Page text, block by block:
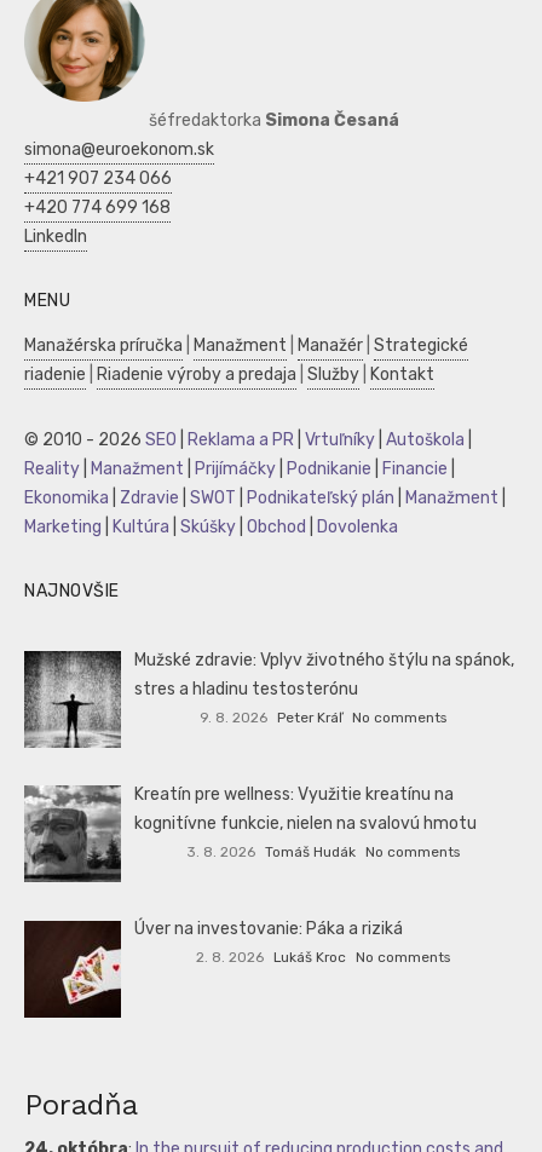
šéfredaktorka Simona Česaná
simona@euroekonom.sk
+421 907 234 066
+420 774 699 168
LinkedIn
MENU
Manažérska príručka Manažment Manažér Strategické
riadenie
Riadenie výroby a predaja Služby Kontakt
© 2010 - 2026 SEO Reklama a PR Vrtuľníky Autoškola
Reality
Manažment Prijímáčky Podnikanie Financie
Ekonomika
Zdravie SWOT Podnikateľský plán Manažment
Marketing
Kultúra Skúšky Obchod Dovolenka
NAJNOVŠIE
Mužské zdravie: Vplyv životného štýlu na spánok,
stres a hladinu testosterónu
9. 8. 2026 Peter Kráľ No comments
Kreatín pre wellness: Využitie kreatínu na
kognitívne funkcie, nielen na svalovú hmotu
3. 8. 2026 Tomáš Hudák No comments
Úver na investovanie: Páka a riziká
2. 8. 2026 Lukáš Kroc No comments
Poradňa